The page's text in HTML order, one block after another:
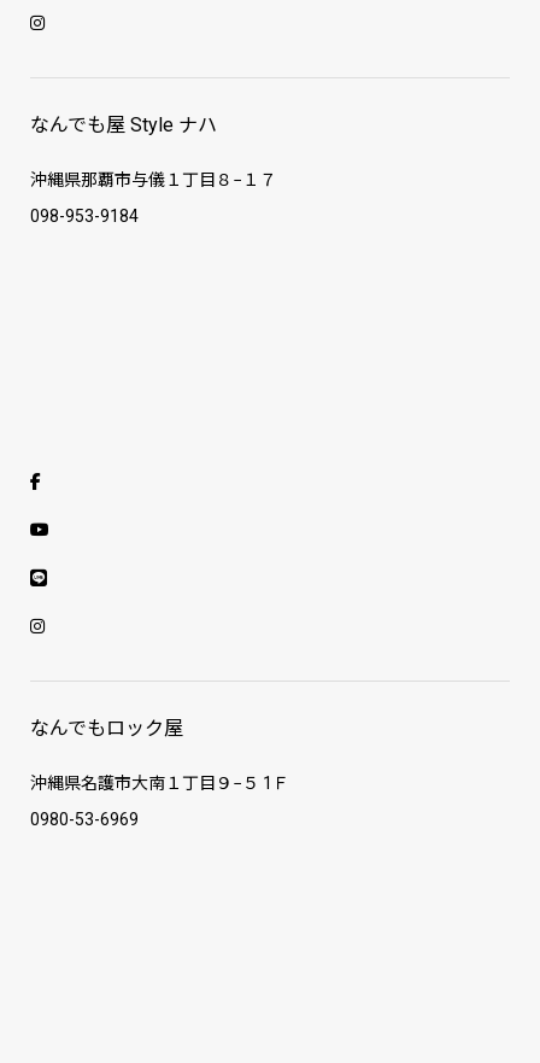
なんでも屋 Style ナハ
沖縄県那覇市与儀１丁目８−１７
098-953-9184
なんでもロック屋
沖縄県名護市大南１丁目９−５ 1Ｆ
0980-53-6969